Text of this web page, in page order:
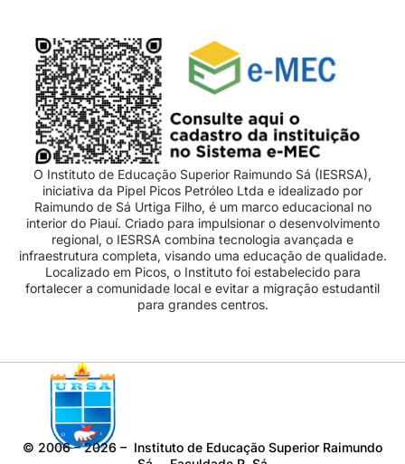
O Instituto de Educação Superior Raimundo Sá (IESRSA),
iniciativa da Pipel Picos Petróleo Ltda e idealizado por
Raimundo de Sá Urtiga Filho, é um marco educacional no
interior do Piauí. Criado para impulsionar o desenvolvimento
regional, o IESRSA combina tecnologia avançada e
infraestrutura completa, visando uma educação de qualidade.
Localizado em Picos, o Instituto foi estabelecido para
fortalecer a comunidade local e evitar a migração estudantil
para grandes centros.
© 2006 – 2026 – Instituto de Educação Superior Raimundo